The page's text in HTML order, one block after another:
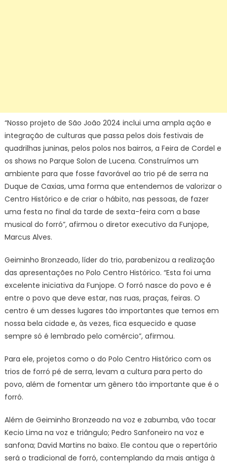
“Nosso projeto de São João 2024 inclui uma ampla ação e
integração de culturas que passa pelos dois festivais de
quadrilhas juninas, pelos polos nos bairros, a Feira de Cordel e
os shows no Parque Solon de Lucena. Construímos um
ambiente para que fosse favorável ao trio pé de serra na
Duque de Caxias, uma forma que entendemos de valorizar o
Centro Histórico e de criar o hábito, nas pessoas, de fazer
uma festa no final da tarde de sexta-feira com a base
musical do forró”, afirmou o diretor executivo da Funjope,
Marcus Alves.
Geiminho Bronzeado, líder do trio, parabenizou a realização
das apresentações no Polo Centro Histórico. “Esta foi uma
excelente iniciativa da Funjope. O forró nasce do povo e é
entre o povo que deve estar, nas ruas, praças, feiras. O
centro é um desses lugares tão importantes que temos em
nossa bela cidade e, às vezes, fica esquecido e quase
sempre só é lembrado pelo comércio”, afirmou.
Para ele, projetos como o do Polo Centro Histórico com os
trios de forró pé de serra, levam a cultura para perto do
povo, além de fomentar um gênero tão importante que é o
forró.
Além de Geiminho Bronzeado na voz e zabumba, vão tocar
Kecio Lima na voz e triângulo; Pedro Sanfoneiro na voz e
sanfona; David Martins no baixo. Ele contou que o repertório
será o tradicional de forró, contemplando da mais antiga à